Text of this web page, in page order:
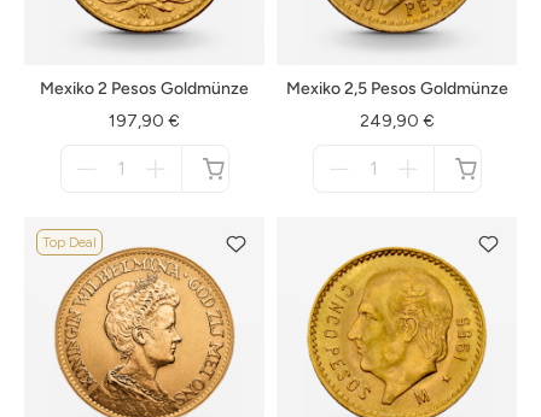
Mexiko 2 Pesos Goldmünze
197,90 €
Mexiko 2,5 Pesos Goldmünze
249,90 €
Top Deal